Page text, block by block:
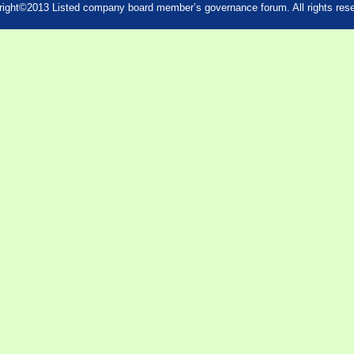
Listed company board member’s governance forum. All rights